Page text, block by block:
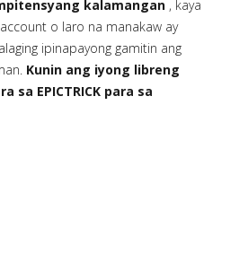
kalamangan , kaya
o laro na manakaw ay
ipinapayong gamitin ang
Kunin ang iyong libreng
sa EPICTRICK para sa